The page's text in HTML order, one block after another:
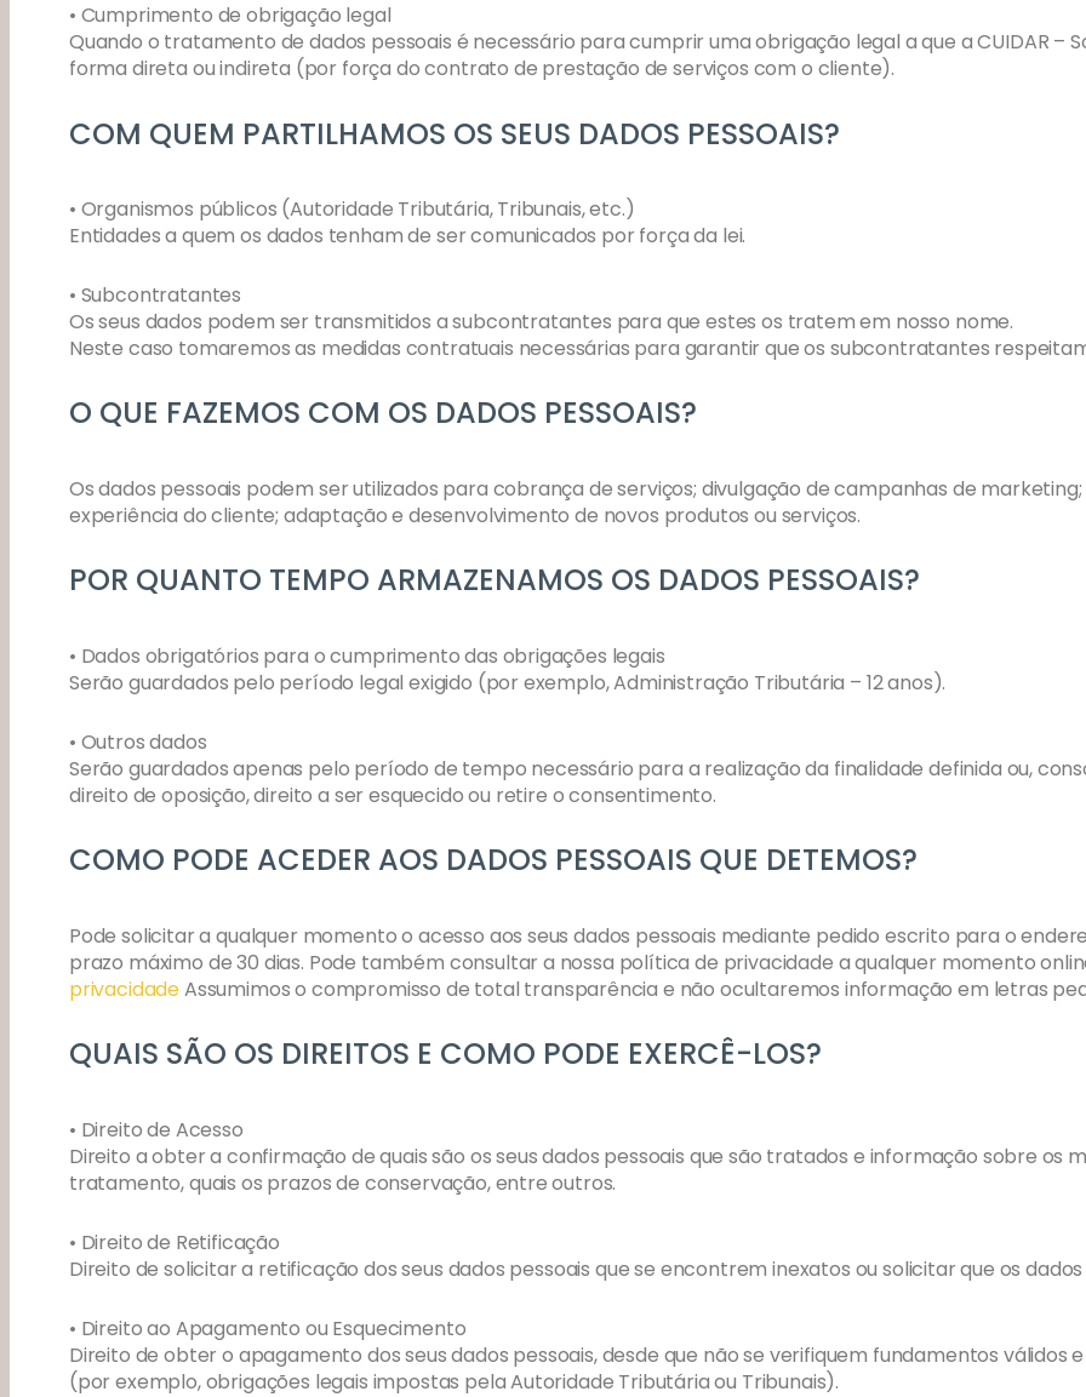
• Cumprimento de obrigação legal
Quando o tratamento de dados pessoais é necessário para cumprir uma obrigação legal a que a CUIDAR –
forma direta ou indireta (por força do contrato de prestação de serviços com o cliente).
COM QUEM PARTILHAMOS OS SEUS DADOS PESSOAIS?
• Organismos públicos (Autoridade Tributária, Tribunais, etc.)
Entidades a quem os dados tenham de ser comunicados por força da lei.
• Subcontratantes
Os seus dados podem ser transmitidos a subcontratantes para que estes os tratem em nosso nome.
Neste caso tomaremos as medidas contratuais necessárias para garantir que os subcontratantes
O QUE FAZEMOS COM OS DADOS PESSOAIS?
Os dados pessoais podem ser utilizados para cobrança de serviços; divulgação de campanhas de
experiência do cliente; adaptação e desenvolvimento de novos produtos ou serviços.
POR QUANTO TEMPO ARMAZENAMOS OS DADOS PESSOAIS?
• Dados obrigatórios para o cumprimento das obrigações legais
Serão guardados pelo período legal exigido (por exemplo, Administração Tributária – 12 anos).
• Outros dados
Serão guardados apenas pelo período de tempo necessário para a realização da finalidade definida ou,
direito de oposição, direito a ser esquecido ou retire o consentimento.
COMO PODE ACEDER AOS DADOS PESSOAIS QUE DETEMOS?
Pode solicitar a qualquer momento o acesso aos seus dados pessoais mediante pedido escrito para o
prazo máximo de 30 dias. Pode também consultar a nossa política de privacidade a qualquer momento
privacidadeAssumimos o compromisso de total transparência e não ocultaremos informação em letras
QUAIS SÃO OS DIREITOS E COMO PODE EXERCÊ-LOS?
• Direito de Acesso
Direito a obter a confirmação de quais são os seus dados pessoais que são tratados e informação sobre os
tratamento, quais os prazos de conservação, entre outros.
• Direito de Retificação
Direito de solicitar a retificação dos seus dados pessoais que se encontrem inexatos ou solicitar que os
• Direito ao Apagamento ou Esquecimento
Direito de obter o apagamento dos seus dados pessoais, desde que não se verifiquem fundamentos
(por exemplo, obrigações legais impostas pela Autoridade Tributária ou Tribunais).